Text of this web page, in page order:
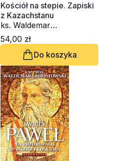
Kościół na stepie. Zapiski
z Kazachstanu
ks. Waldemar
Chrostowski
54,00 zł
Do koszyka